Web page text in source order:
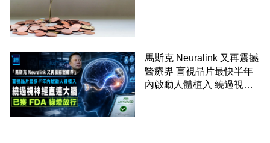
馬斯克 Neuralink 又再震撼
醫療界 盲視晶片最快半年
內啟動人體植入 繞過視神